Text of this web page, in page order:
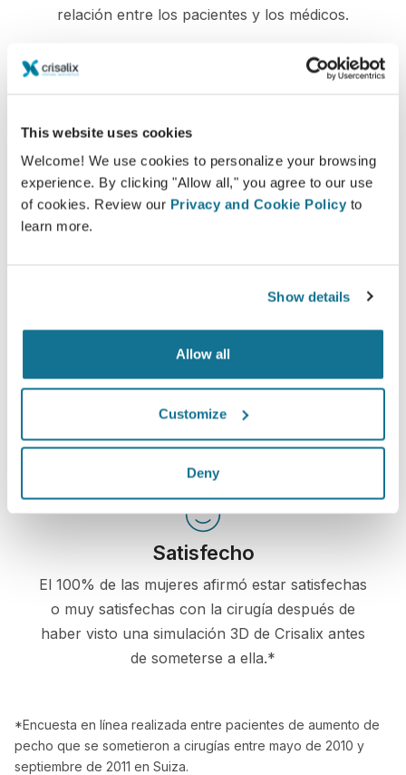
This website uses cookies
Welcome! We use cookies to personalize your browsing
experience. By clicking "Allow all," you agree to our use
of cookies. Review our Privacy and Cookie Policy to
learn more.
Show details
Allow all
Customize
Deny
relación entre los pacientes y los médicos.
Informado
Crisalix permite educar a los pacientes acerca de
los posibles resultados de determinados
procedimientos sobre la base de una simulación
Seguro
Estar involucrado en el proceso de decisión
ayuda a los pacientes a tomar la decisión
adecuada.
Satisfecho
El 100% de las mujeres afirmó estar satisfechas
o muy satisfechas con la cirugía después de
haber visto una simulación 3D de Crisalix antes
de someterse a ella.*
*Encuesta en línea realizada entre pacientes de aumento de
pecho que se sometieron a cirugías entre mayo de 2010 y
septiembre de 2011 en Suiza.